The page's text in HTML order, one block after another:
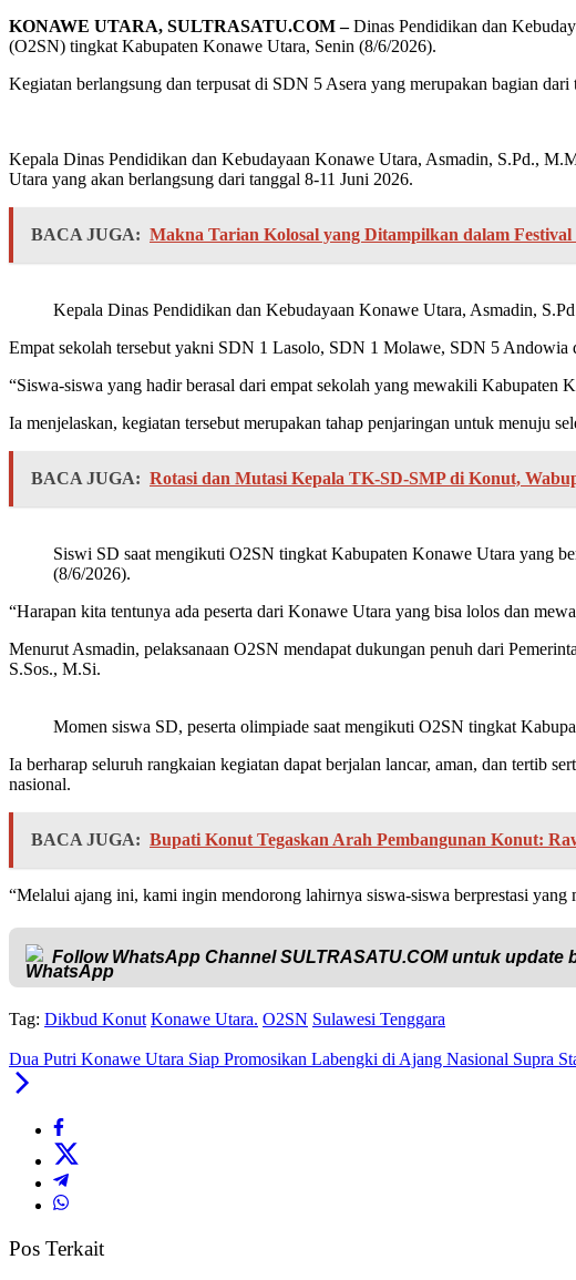
KONAWE UTARA, SULTRASATU.COM –Dinas Pendidikan dan
(O2SN) tingkat Kabupaten Konawe Utara, Senin (8/6/2026).
Kegiatan berlangsung dan terpusat di SDN 5 Asera yang merupakan bagian
Kepala Dinas Pendidikan dan Kebudayaan Konawe Utara, Asmadin, S.Pd.,
Utara yang akan berlangsung dari tanggal 8-11 Juni 2026.
BACA JUGA: Makna Tarian Kolosal yang Ditampilkan dalam
Kepala Dinas Pendidikan dan Kebudayaan Konawe Utara, Asmadin,
Empat sekolah tersebut yakni SDN 1 Lasolo, SDN 1 Molawe, SDN 5 Andowia
“Siswa-siswa yang hadir berasal dari empat sekolah yang mewakili Kabupaten
Ia menjelaskan, kegiatan tersebut merupakan tahap penjaringan untuk menuju
BACA JUGA: Rotasi dan Mutasi Kepala TK-SD-SMP di Konut,
Siswi SD saat mengikuti O2SN tingkat Kabupaten Konawe Utara yang
(8/6/2026).
“Harapan kita tentunya ada peserta dari Konawe Utara yang bisa lolos dan
Menurut Asmadin, pelaksanaan O2SN mendapat dukungan penuh dari
S.Sos., M.Si.
Momen siswa SD, peserta olimpiade saat mengikuti O2SN tingkat
Ia berharap seluruh rangkaian kegiatan dapat berjalan lancar, aman, dan tertib
nasional.
BACA JUGA: Bupati Konut Tegaskan Arah Pembangunan Konut:
“Melalui ajang ini, kami ingin mendorong lahirnya siswa-siswa berprestasi
Follow WhatsApp ChannelSULTRASATU.COMuntuk update
Tag: Dikbud Konut Konawe Utara. O2SN Sulawesi Tenggara
Dua Putri Konawe Utara Siap Promosikan Labengki di Ajang Nasional Supra
Pos Terkait